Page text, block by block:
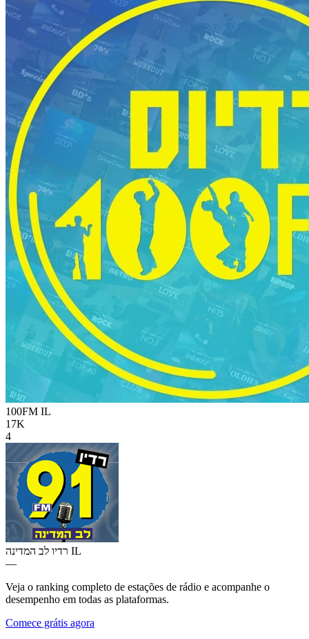
100FM IL
17K
4
רדיו לב המדינה IL
—
Veja o ranking completo de estações de rádio e acompanhe o
desempenho em todas as plataformas.
Comece grátis agora